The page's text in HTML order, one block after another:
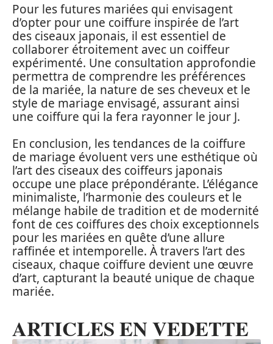
Pour les futures mariées qui envisagent
d’opter pour une coiffure inspirée de l’art
des ciseaux japonais, il est essentiel de
collaborer étroitement avec un coiffeur
expérimenté. Une consultation approfondie
permettra de comprendre les préférences
de la mariée, la nature de ses cheveux et le
style de mariage envisagé, assurant ainsi
une coiffure qui la fera rayonner le jour J.
En conclusion, les tendances de la coiffure
de mariage évoluent vers une esthétique où
l’art des ciseaux des coiffeurs japonais
occupe une place prépondérante. L’élégance
minimaliste, l’harmonie des couleurs et le
mélange habile de tradition et de modernité
font de ces coiffures des choix exceptionnels
pour les mariées en quête d’une allure
raffinée et intemporelle. À travers l’art des
ciseaux, chaque coiffure devient une œuvre
d’art, capturant la beauté unique de chaque
mariée.
ARTICLES EN VEDETTE